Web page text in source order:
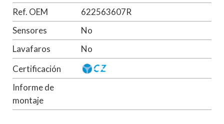
Ref. OEM
622563607R
Sensores
No
Lavafaros
No
Certificación
Informe de
montaje